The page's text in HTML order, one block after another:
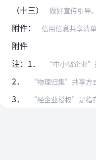
（十三） 做好宣传引导。创建一批加强信用信息共享应用促进
附件： 信用信息共享清
附件
注：1．
“中小微企业”是指按照工业和信息化部等有关部门
2． “物理归集”共享方式是指数据提供单位将相关信息传输至平台
3． “经企业授权”是指在充分告知企业相关风